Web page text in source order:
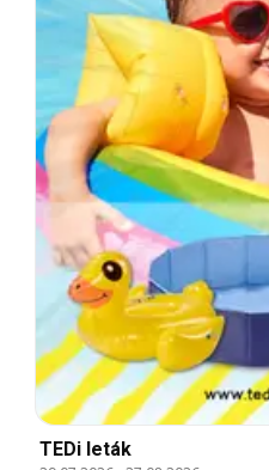
TEDi leták